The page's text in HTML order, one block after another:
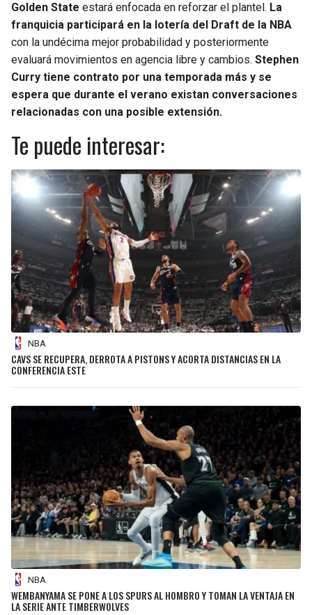
Golden State estará enfocada en reforzar el plantel. La
franquicia participará en la lotería del Draft de la NBA
con la undécima mejor probabilidad y posteriormente
evaluará movimientos en agencia libre y cambios. Stephen
Curry tiene contrato por una temporada más y se
espera que durante el verano existan conversaciones
relacionadas con una posible extensión.
Te puede interesar:
NBA
CAVS SE RECUPERA, DERROTA A PISTONS Y ACORTA DISTANCIAS EN LA
CONFERENCIA ESTE
NBA
WEMBANYAMA SE PONE A LOS SPURS AL HOMBRO Y TOMAN LA VENTAJA EN
LA SERIE ANTE TIMBERWOLVES